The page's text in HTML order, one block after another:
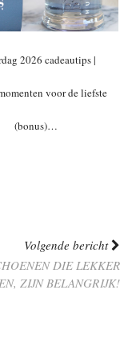
2026 cadeautips |
voor de liefste
(bonus)…
Volgende bericht
DIE LEKKER
ZIJN BELANGRIJK!